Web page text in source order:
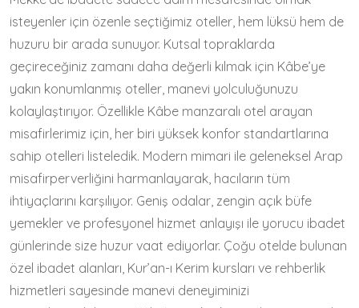
isteyenler için özenle seçtiğimiz oteller, hem lüksü hem de
huzuru bir arada sunuyor. Kutsal topraklarda
geçireceğiniz zamanı daha değerli kılmak için Kâbe’ye
yakın konumlanmış oteller, manevi yolculuğunuzu
kolaylaştırıyor. Özellikle Kâbe manzaralı otel arayan
misafirlerimiz için, her biri yüksek konfor standartlarına
sahip otelleri listeledik. Modern mimari ile geleneksel Arap
misafirperverliğini harmanlayarak, hacıların tüm
ihtiyaçlarını karşılıyor. Geniş odalar, zengin açık büfe
yemekler ve profesyonel hizmet anlayışı ile yorucu ibadet
günlerinde size huzur vaat ediyorlar. Çoğu otelde bulunan
özel ibadet alanları, Kur’an-ı Kerim kursları ve rehberlik
hizmetleri sayesinde manevi deneyiminizi